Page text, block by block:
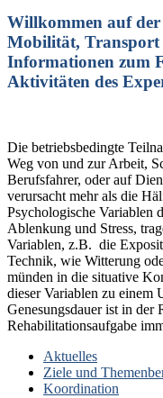
Willkommen auf der
Mobilität, Transport
Informationen zum
Aktivitäten des
Die betriebsbedingte
Weg von und zur Arbeit,
Berufsfahrer, oder auf
verursacht mehr als die
Psychologische Variablen
Ablenkung und Stress,
Variablen, z.B. die
Technik, wie Witterung
münden in die situative
dieser Variablen zu
Genesungsdauer ist in der
Rehabilitationsaufgabe
Aktuelles
Ziele und
Koordination